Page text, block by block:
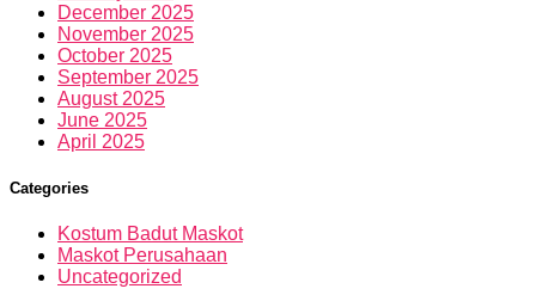
December 2025
November 2025
October 2025
September 2025
August 2025
June 2025
April 2025
Categories
Kostum Badut Maskot
Maskot Perusahaan
Uncategorized